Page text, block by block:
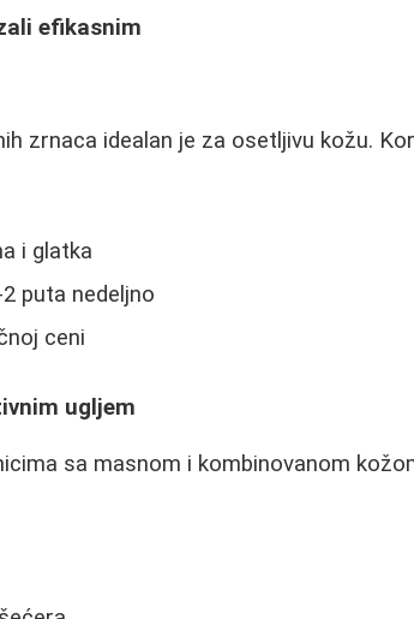
efikasnim
zrnaca idealan je za osetljivu kožu.
i glatka
puta nedeljno
ceni
ugljem
sa masnom i kombinovanom